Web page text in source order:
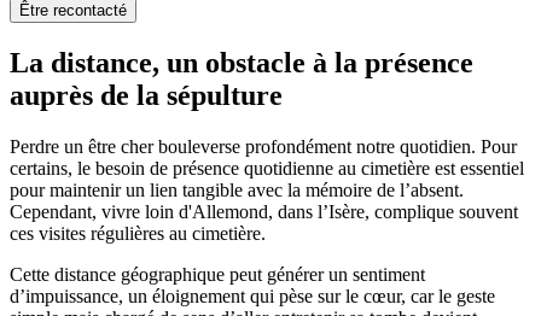
Être recontacté
La distance, un obstacle à la présence
auprès de la sépulture
Perdre un être cher bouleverse profondément notre quotidien. Pour
certains, le besoin de présence quotidienne au cimetière est essentiel
pour maintenir un lien tangible avec la mémoire de l’absent.
Cependant, vivre loin d'Allemond, dans l’Isère, complique souvent
ces visites régulières au cimetière.
Cette distance géographique peut générer un sentiment
d’impuissance, un éloignement qui pèse sur le cœur, car le geste